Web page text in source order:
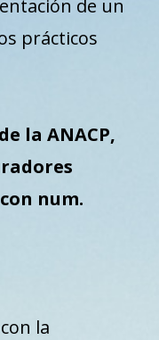
de un
prácticos
la ANACP,
num.
la